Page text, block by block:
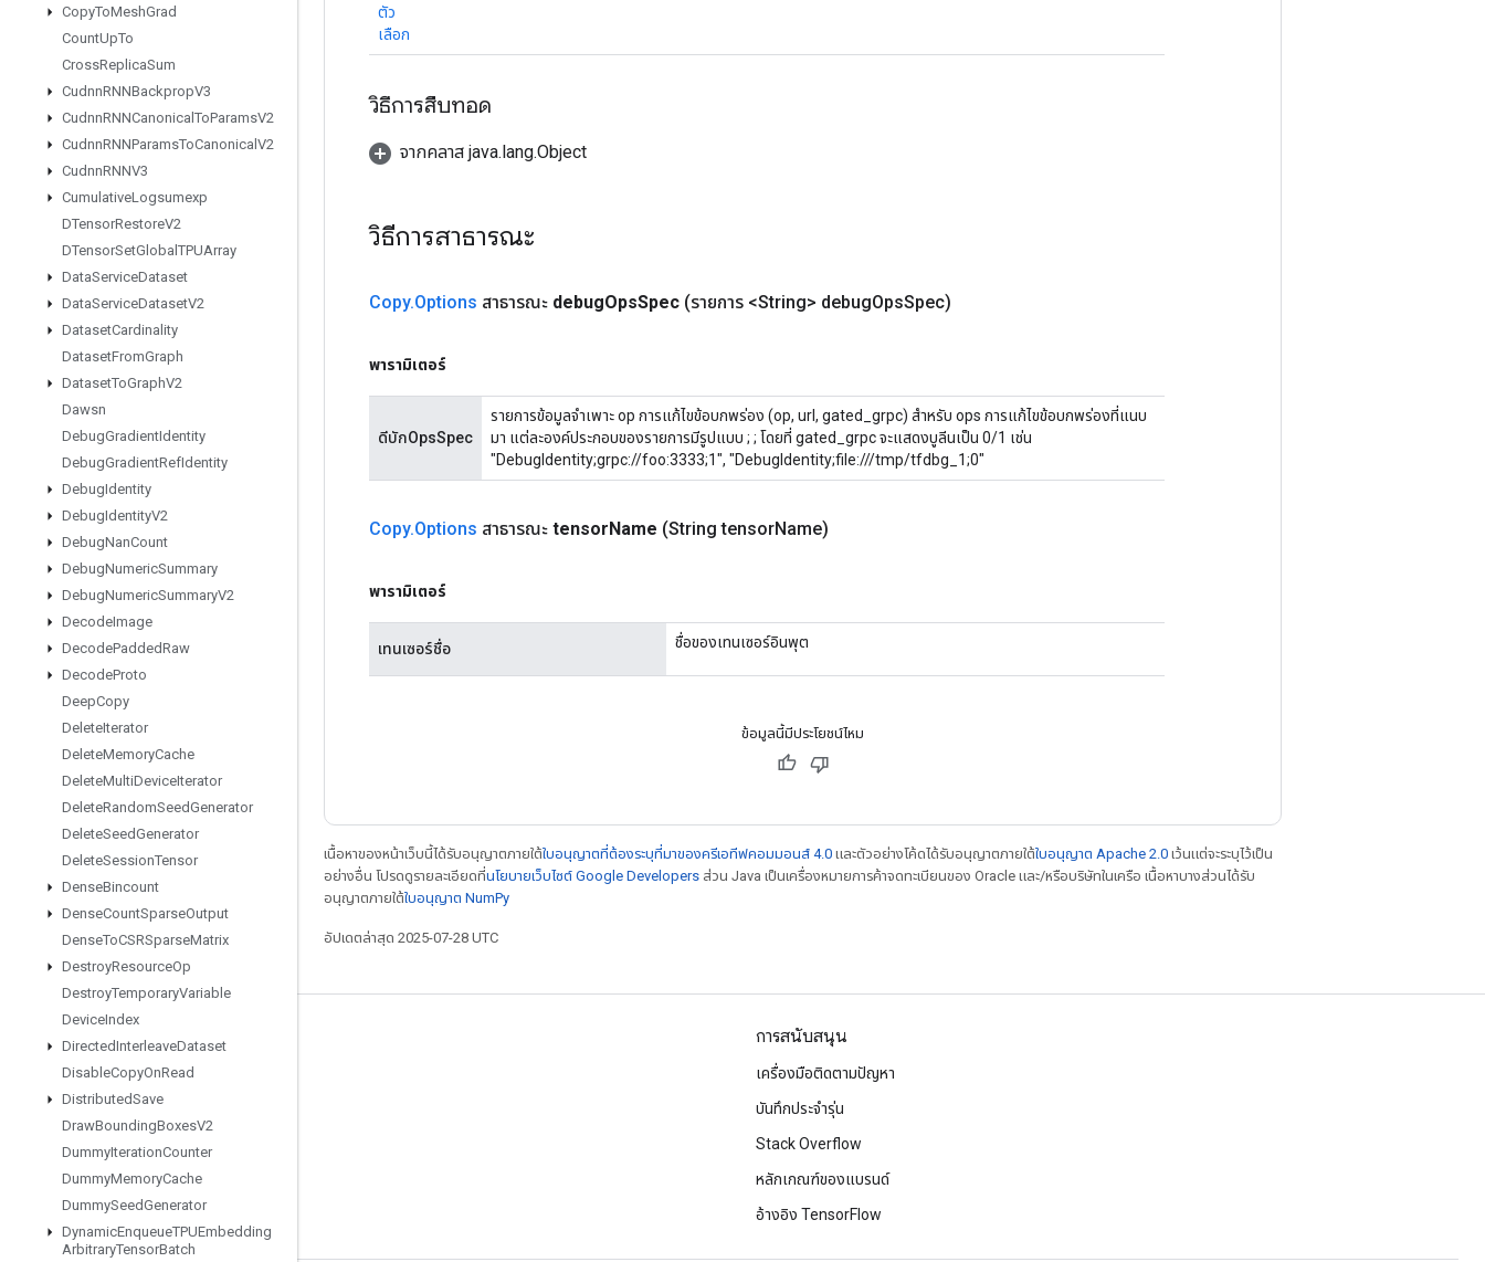
CopyToMeshGrad
CountUpTo
CrossReplicaSum
CudnnRNNBackpropV3
CudnnRNNCanonical ToParamsV2
CudnnRNNParamsToCanonical V2
CudnnRNNV3
CumulativeLogsumexp
DTensorRestoreV2
DTensorSetGlobal TPUArray
DataServiceDataset
DataServiceDatasetV2
DatasetCardinality
DatasetFromGraph
DatasetToGraphV2
Dawsn
DebugGradientIdentity
DebugGradientRefIdentity
DebugIdentity
DebugIdentityV2
DebugNanCount
DebugNumericSummary
DebugNumericSummaryV2
DecodeImage
DecodePaddedRaw
DecodeProto
DeepCopy
DeleteIterator
DeleteMemoryCache
DeleteMultiDeviceIterator
DeleteRandomSeedGenerator
DeleteSeedGenerator
DeleteSessionTensor
DenseBincount
DenseCountSparseOutput
DenseToCSRSparseMatrix
DestroyResourceOp
DestroyTemporaryVariable
DeviceIndex
DirectedInterleaveDataset
DisableCopyOnRead
DistributedSave
DrawBoundingBoxesV2
DummyIterationCounter
DummyMemoryCache
DummySeedGenerator
DynamicEnqueueTPUEmbedding
ArbitraryTensorBatch
ตัว
เลือก
วิธีการสืบทอด
จากคลาส java.lang.Object
วิธีการสาธารณะ
Copy.Options สาธารณะ debugOpsSpec (รายการ <String> debugOpsSpec)
พารามิเตอร์
ดีบักOpsSpec
รายการข้อมูลจำเพาะ op การแก้ไขข้อบกพร่อง (op, url, gated_grpc) สำหรับ ops การแก้ไขข้อบกพร่องที่แนบ
มา แต่ละองค์ประกอบของรายการมีรูปแบบ ; ; โดยที่ gated_grpc จะแสดงบูลีนเป็น 0/1 เช่น
"DebugIdentity;grpc://foo:3333;1", "DebugIdentity;file:///tmp/tfdbg_1;0"
Copy.Options สาธารณะ tensorName (String tensorName)
พารามิเตอร์
เทนเซอร์ชื่อ ชื่อของเทนเซอร์อินพุต
ข้อมูลนี้มีประโยชน์ไหม
เนื้อหาของหน้าเว็บนี้ได้รับอนุญาตภายใต้ใบอนุญาตที่ต้องระบุที่มาของครีเอทีฟคอมมอนส์ 4.0 และตัวอย่างโค้ดได้รับอนุญาตภายใต้ใบอนุญาต Apache 2.0 เว้นแต่จะระบุไว้เป็น
อย่างอื่น โปรดดูรายละเอียดที่นโยบายเว็บไซต์ Google Developers ส่วน Java เป็นเครื่องหมายการค้าจดทะเบียนของ Oracle และ/หรือบริษัทในเครือ เนื้อหาบางส่วนได้รับ
อนุญาตภายใต้ใบอนุญาต NumPy
อัปเดตล่าสุด 2025-07-28 UTC
เชื่อมต่อเสมอ
ฟอรัม
GitHub
Twitter
YouTube
การสนับสนุน
เครื่องมือติดตามปัญหา
บันทึกประจำรุ่น
Stack Overflow
หลักเกณฑ์ของแบรนด์
อ้างอิง TensorFlow